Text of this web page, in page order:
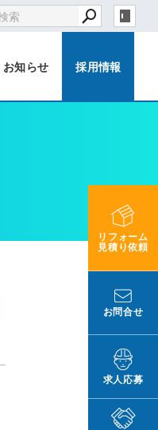
お知らせ 採用情報
リフォーム
見積り依頼
お問合せ
求人応募